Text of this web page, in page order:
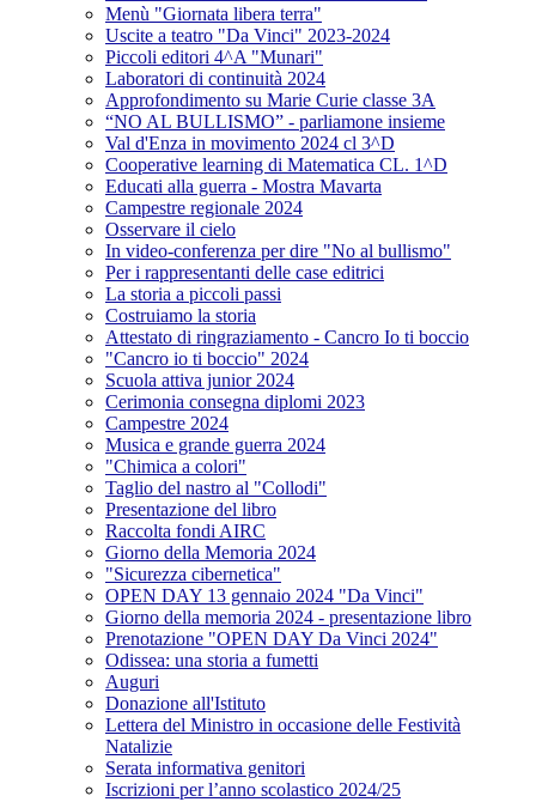
Menù "Giornata libera terra"
Uscite a teatro "Da Vinci" 2023-2024
Piccoli editori 4^A "Munari"
Laboratori di continuità 2024
Approfondimento su Marie Curie classe 3A
“NO AL BULLISMO” - parliamone insieme
Val d'Enza in movimento 2024 cl 3^D
Cooperative learning di Matematica CL. 1^D
Educati alla guerra - Mostra Mavarta
Campestre regionale 2024
Osservare il cielo
In video-conferenza per dire "No al bullismo"
Per i rappresentanti delle case editrici
La storia a piccoli passi
Costruiamo la storia
Attestato di ringraziamento - Cancro Io ti boccio
"Cancro io ti boccio" 2024
Scuola attiva junior 2024
Cerimonia consegna diplomi 2023
Campestre 2024
Musica e grande guerra 2024
"Chimica a colori"
Taglio del nastro al "Collodi"
Presentazione del libro
Raccolta fondi AIRC
Giorno della Memoria 2024
"Sicurezza cibernetica"
OPEN DAY 13 gennaio 2024 "Da Vinci"
Giorno della memoria 2024 - presentazione libro
Prenotazione "OPEN DAY Da Vinci 2024"
Odissea: una storia a fumetti
Auguri
Donazione all'Istituto
Lettera del Ministro in occasione delle Festività
Natalizie
Serata informativa genitori
Iscrizioni per l’anno scolastico 2024/25